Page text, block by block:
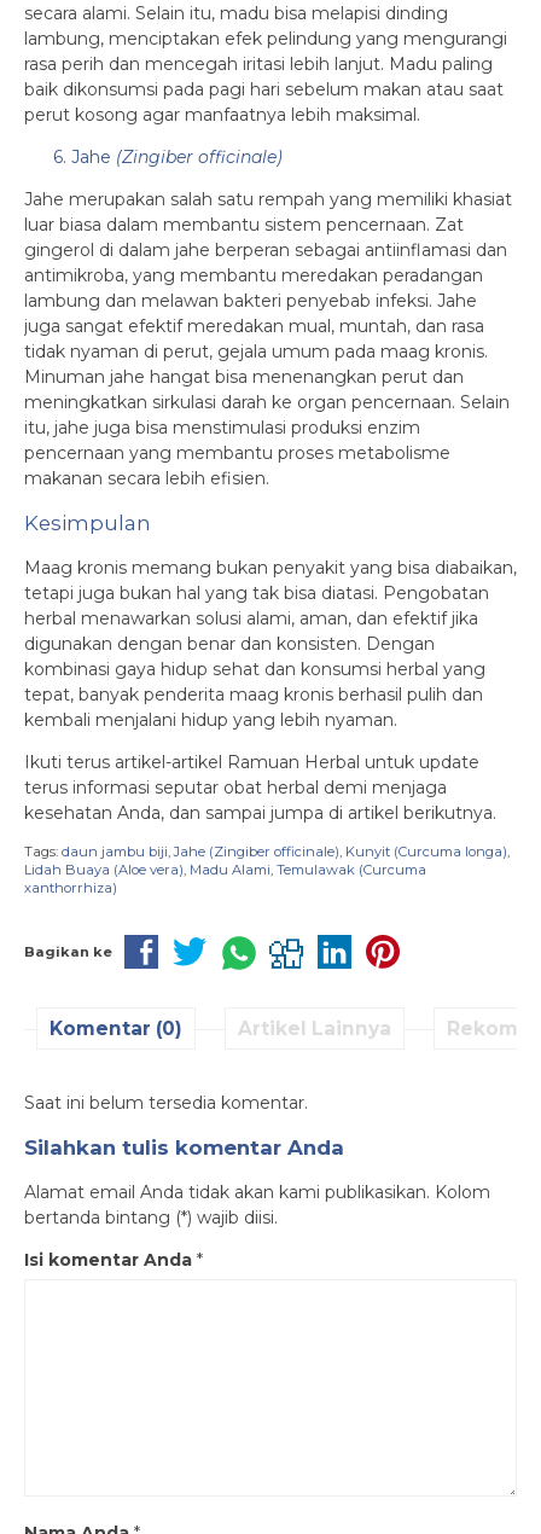
secara alami. Selain itu, madu bisa melapisi dinding
lambung, menciptakan efek pelindung yang mengurangi
rasa perih dan mencegah iritasi lebih lanjut. Madu paling
baik dikonsumsi pada pagi hari sebelum makan atau saat
perut kosong agar manfaatnya lebih maksimal.
6. Jahe (Zingiber officinale)
Jahe merupakan salah satu rempah yang memiliki khasiat
luar biasa dalam membantu sistem pencernaan. Zat
gingerol di dalam jahe berperan sebagai antiinflamasi dan
antimikroba, yang membantu meredakan peradangan
lambung dan melawan bakteri penyebab infeksi. Jahe
juga sangat efektif meredakan mual, muntah, dan rasa
tidak nyaman di perut, gejala umum pada maag kronis.
Minuman jahe hangat bisa menenangkan perut dan
meningkatkan sirkulasi darah ke organ pencernaan. Selain
itu, jahe juga bisa menstimulasi produksi enzim
pencernaan yang membantu proses metabolisme
makanan secara lebih efisien.
Kesimpulan
Maag kronis memang bukan penyakit yang bisa diabaikan,
tetapi juga bukan hal yang tak bisa diatasi. Pengobatan
herbal menawarkan solusi alami, aman, dan efektif jika
digunakan dengan benar dan konsisten. Dengan
kombinasi gaya hidup sehat dan konsumsi herbal yang
tepat, banyak penderita maag kronis berhasil pulih dan
kembali menjalani hidup yang lebih nyaman.
Ikuti terus artikel-artikel Ramuan Herbal untuk update
terus informasi seputar obat herbal demi menjaga
kesehatan Anda, dan sampai jumpa di artikel berikutnya.
Tags: daun jambu biji ,Jahe (Zingiber officinale) Kunyit (Curcuma longa)
Lidah Buaya (Aloe vera) Madu Alami Temulawak (Curcuma
xanthorrhiza)
Bagikan ke
Komentar (0) Artikel Lainnya
Saat ini belum tersedia komentar.
Silahkan tulis komentar Anda
Alamat email Anda tidak akan kami publikasikan. Kolom
bertanda bintang (*) wajib diisi.
Isi komentar Anda *